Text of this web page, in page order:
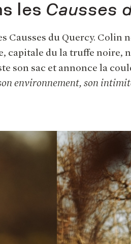
les Causses
Causses du Quercy. Colin
capitale du la truffe noire,
son sac et annonce la
environnement, son